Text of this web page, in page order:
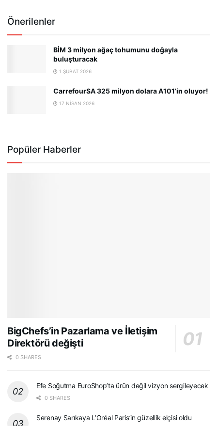
Önerilenler
BİM 3 milyon ağaç tohumunu doğayla
buluşturacak
1 ŞUBAT 2026
CarrefourSA 325 milyon dolara A101’in oluyor!
17 NISAN 2026
Popüler Haberler
BigChefs’in Pazarlama ve İletişim
Direktörü değişti
0 SHARES
Efe Soğutma EuroShop’ta ürün değil vizyon sergileyecek
0 SHARES
Serenay Sarıkaya L’Oréal Paris’in güzellik elçisi oldu